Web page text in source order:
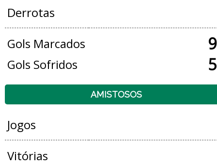
Derrotas
Gols Marcados
Gols Sofridos
AMISTOSOS
Jogos
Vitórias